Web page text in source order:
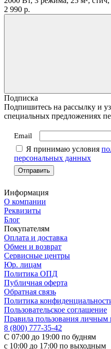
2 990 p.
Подписка
Подпишитесь на рассылку и
специальных предложениях
Email
Я принимаю условия
персональных данных
Информация
О компании
Реквизиты
Блог
Покупателям
Оплата и доставка
Обмен и возврат
Сервисные центры
Юр. лицам
Политика ОПД
Публичная оферта
Обратная связь
Политика
Пользовательское соглашение
Правила пользования личным
8 (800) 777-35-42
С 07:00 до 19:00 по будням
с 10:00 до 17:00 по выходным